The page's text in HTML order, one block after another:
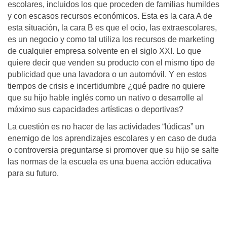
escolares, incluidos los que proceden de familias humildes
y con escasos recursos económicos. Esta es la cara A de
esta situación, la cara B es que el ocio, las extraescolares,
es un negocio y como tal utiliza los recursos de marketing
de cualquier empresa solvente en el siglo XXI. Lo que
quiere decir que venden su producto con el mismo tipo de
publicidad que una lavadora o un automóvil. Y en estos
tiempos de crisis e incertidumbre ¿qué padre no quiere
que su hijo hable inglés como un nativo o desarrolle al
máximo sus capacidades artísticas o deportivas?
La cuestión es no hacer de las actividades “lúdicas” un
enemigo de los aprendizajes escolares y en caso de duda
o controversia preguntarse si promover que su hijo se salte
las normas de la escuela es una buena acción educativa
para su futuro.